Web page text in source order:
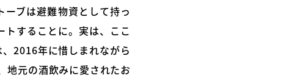
ーブは避難物資として持っ
することに。実は、ここ
2016年に惜しまれながら
地元の酒飲みに愛されたお